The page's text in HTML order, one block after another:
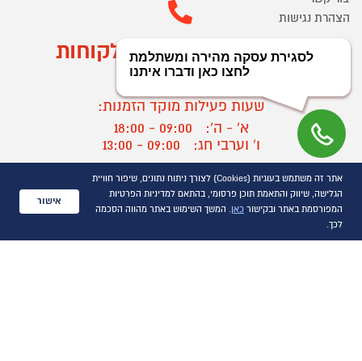
הצהרת נגישות
מוקד הזמנות ושירות לקוחות
03-9545370
שעות פעילות מוקד הזמנות:
א' - ה':
09:00 - 18:00
ו' וערבי חג:
09:00 - 13:00
שעות פעילות מוקד שירות לקוחות:
א' - ד':
09:00 - 16:30
ה :
09:00 - 16:00
אתר זה משתמש בעוגיות (Cookies) לצורך ניתוח נתונים, שיפור חוויית
הגלישה, שיווק והתאמת תוכן פרסומי, בהתאם למדיניות הפרטיות
המפורסמת באתר ובקישור כאן. המשך השימוש באתר מהווה הסכמה
לכך.
אישור